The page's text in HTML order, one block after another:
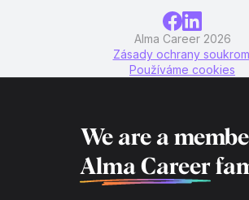
Alma Career 2026
Zásady ochrany
Používáme cookies
We are a
Alma Career